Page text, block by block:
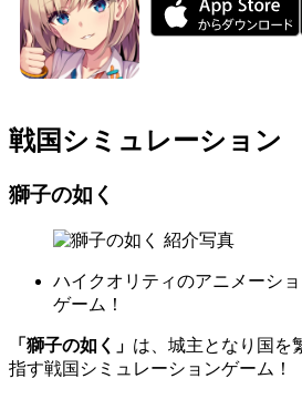
戦国シミュレーション
獅子の如く
ハイクオリティのアニメーシ
ゲーム！
「獅子の如く」 は、城主となり国を
指す戦国シミュレーションゲーム！